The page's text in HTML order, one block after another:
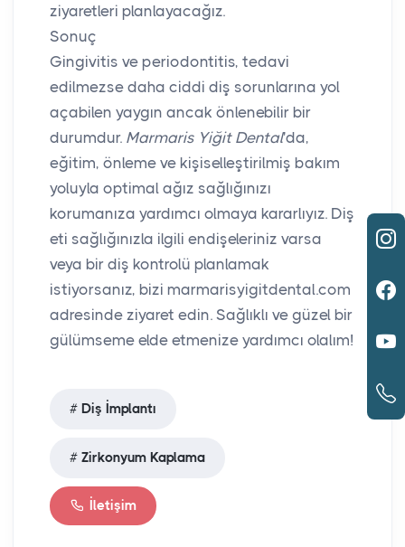
ziyaretleri planlayacağız.
Sonuç
Gingivitis ve periodontitis, tedavi
edilmezse daha ciddi diş sorunlarına yol
açabilen yaygın ancak önlenebilir bir
durumdur. Marmaris Yiğit Dental'da,
eğitim, önleme ve kişiselleştirilmiş bakım
yoluyla optimal ağız sağlığınızı
korumanıza yardımcı olmaya kararlıyız. Diş
eti sağlığınızla ilgili endişeleriniz varsa
veya bir diş kontrolü planlamak
istiyorsanız, bizi marmarisyigitdental.com
adresinde ziyaret edin. Sağlıklı ve güzel bir
gülümseme elde etmenize yardımcı olalım!
Diş İmplantı
Zirkonyum Kaplama
İletişim